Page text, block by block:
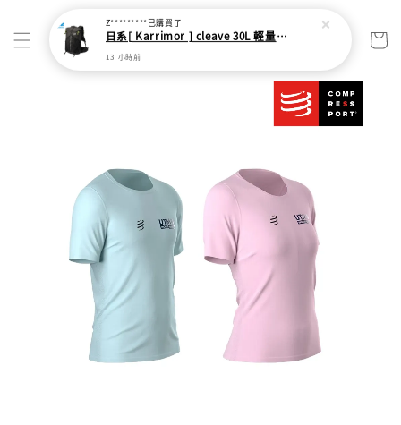
Z*********已購買了
日系[ Karrimor ] cleave 30L 輕量野跑健走包
13 小時前